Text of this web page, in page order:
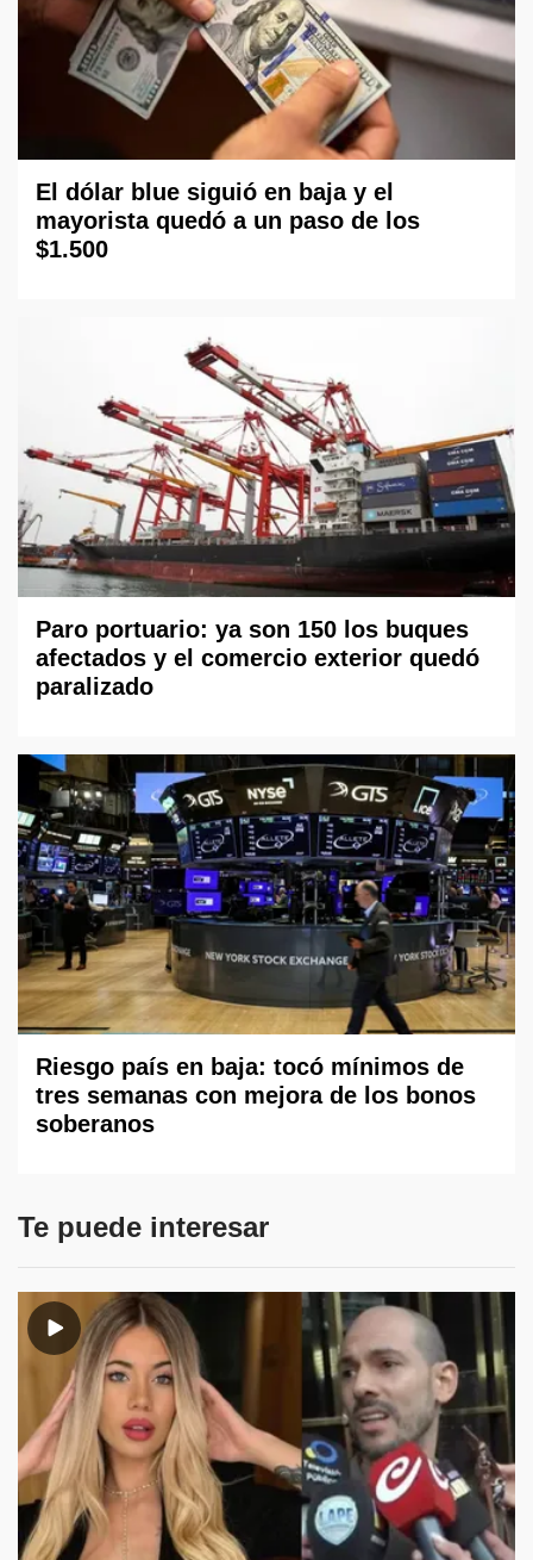
El dólar blue siguió en baja y el
mayorista quedó a un paso de los
$1.500
Paro portuario: ya son 150 los buques
afectados y el comercio exterior quedó
paralizado
Riesgo país en baja: tocó mínimos de
tres semanas con mejora de los bonos
soberanos
Te puede interesar